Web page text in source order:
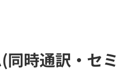
同時通訳・セミ